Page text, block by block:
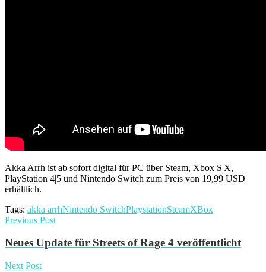
Akka Arrh ist ab sofort digital für PC über Steam, Xbox S|X,
PlayStation 4|5 und Nintendo Switch zum Preis von 19,99 USD
erhältlich.
Tags: akka arrhNintendo SwitchPlaystationSteamXBox
Previous Post
Neues Update für Streets of Rage 4 veröffentlicht
Next Post